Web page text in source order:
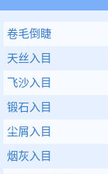
卷毛倒睫
天丝入目
飞沙入目
锻石入目
尘屑入目
烟灰入目